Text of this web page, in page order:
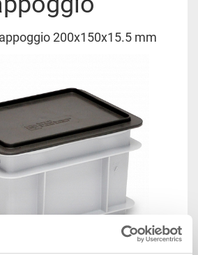
200x150x15.5 mm